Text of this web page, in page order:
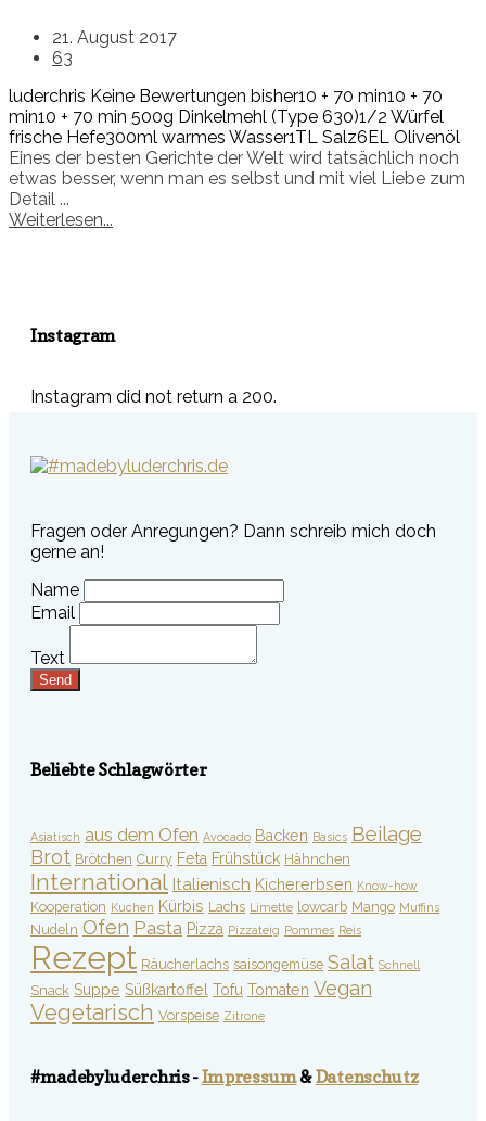
21. August 2017
63
luderchris Keine Bewertungen bisher10 + 70 min10 + 70
min10 + 70 min 500g Dinkelmehl (Type 630)1/2 Würfel
frische Hefe300ml warmes Wasser1TL Salz6EL Olivenöl
Eines der besten Gerichte der Welt wird tatsächlich noch
etwas besser, wenn man es selbst und mit viel Liebe zum
Detail ...
Weiterlesen...
Instagram
Instagram did not return a 200.
Fragen oder Anregungen? Dann schreib mich doch
gerne an!
Name
Email
Text
Send
Beliebte Schlagwörter
Asiatisch aus dem Ofen Avocado Backen Basics Beilage
Brot Brötchen Curry Feta Frühstück Hähnchen
International Italienisch Kichererbsen Know-how
Kooperation Kuchen Kürbis Lachs Limette lowcarb Mango Muffins
Nudeln Ofen Pasta Pizza Pizzateig Pommes Reis
Rezept Räucherlachs saisongemüse Salat Schnell
Snack Suppe Süßkartoffel Tofu Tomaten Vegan
Vegetarisch Vorspeise Zitrone
#madebyluderchris -Impressum&Datenschutz